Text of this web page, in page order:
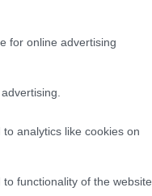
for online advertising
analytics like cookies on
functionality of the website
começa a
que as
ao estoque de